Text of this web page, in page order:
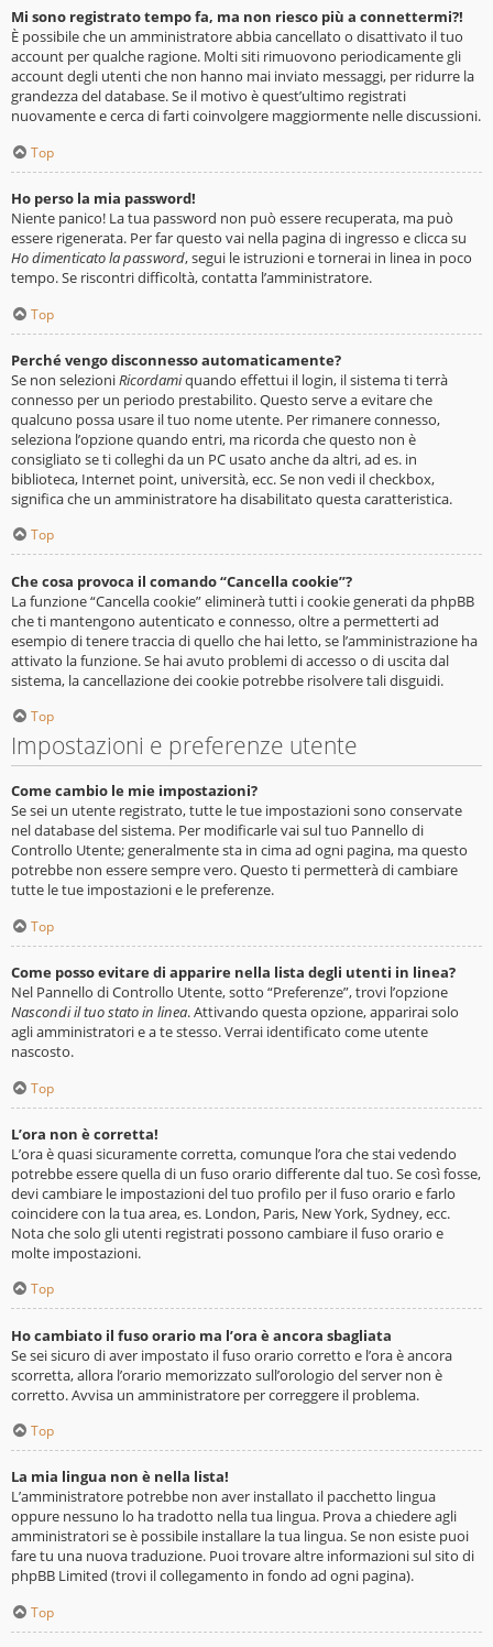
Mi sono registrato tempo fa, ma non riesco più a connettermi?!
È possibile che un amministratore abbia cancellato o disattivato il tuo
account per qualche ragione. Molti siti rimuovono periodicamente gli
account degli utenti che non hanno mai inviato messaggi, per ridurre la
grandezza del database. Se il motivo è quest’ultimo registrati
nuovamente e cerca di farti coinvolgere maggiormente nelle discussioni.
Top
Ho perso la mia password!
Niente panico! La tua password non può essere recuperata, ma può
essere rigenerata. Per far questo vai nella pagina di ingresso e clicca su
Ho dimenticato la password, segui le istruzioni e tornerai in linea in poco
tempo. Se riscontri difficoltà, contatta l’amministratore.
Top
Perché vengo disconnesso automaticamente?
Se non selezioniRicordamiquando effettui il login, il sistema ti terrà
connesso per un periodo prestabilito. Questo serve a evitare che
qualcuno possa usare il tuo nome utente. Per rimanere connesso,
seleziona l’opzione quando entri, ma ricorda che questo non è
consigliato se ti colleghi da un PC usato anche da altri, ad es. in
biblioteca, Internet point, università, ecc. Se non vedi il checkbox,
significa che un amministratore ha disabilitato questa caratteristica.
Top
Che cosa provoca il comando “Cancella cookie”?
La funzione “Cancella cookie” eliminerà tutti i cookie generati da phpBB
che ti mantengono autenticato e connesso, oltre a permetterti ad
esempio di tenere traccia di quello che hai letto, se l’amministrazione ha
attivato la funzione. Se hai avuto problemi di accesso o di uscita dal
sistema, la cancellazione dei cookie potrebbe risolvere tali disguidi.
Top
Impostazioni e preferenze utente
Come cambio le mie impostazioni?
Se sei un utente registrato, tutte le tue impostazioni sono conservate
nel database del sistema. Per modificarle vai sul tuo Pannello di
Controllo Utente; generalmente sta in cima ad ogni pagina, ma questo
potrebbe non essere sempre vero. Questo ti permetterà di cambiare
tutte le tue impostazioni e le preferenze.
Top
Come posso evitare di apparire nella lista degli utenti in linea?
Nel Pannello di Controllo Utente, sotto “Preferenze”, trovi l’opzione
Nascondi il tuo stato in linea. Attivando questa opzione, apparirai solo
agli amministratori e a te stesso. Verrai identificato come utente
nascosto.
Top
L’ora non è corretta!
L’ora è quasi sicuramente corretta, comunque l’ora che stai vedendo
potrebbe essere quella di un fuso orario differente dal tuo. Se così fosse,
devi cambiare le impostazioni del tuo profilo per il fuso orario e farlo
coincidere con la tua area, es. London, Paris, New York, Sydney, ecc.
Nota che solo gli utenti registrati possono cambiare il fuso orario e
molte impostazioni.
Top
Ho cambiato il fuso orario ma l’ora è ancora sbagliata
Se sei sicuro di aver impostato il fuso orario corretto e l’ora è ancora
scorretta, allora l’orario memorizzato sull’orologio del server non è
corretto. Avvisa un amministratore per correggere il problema.
Top
La mia lingua non è nella lista!
L’amministratore potrebbe non aver installato il pacchetto lingua
oppure nessuno lo ha tradotto nella tua lingua. Prova a chiedere agli
amministratori se è possibile installare la tua lingua. Se non esiste puoi
fare tu una nuova traduzione. Puoi trovare altre informazioni sul sito di
phpBB Limited (trovi il collegamento in fondo ad ogni pagina).
Top